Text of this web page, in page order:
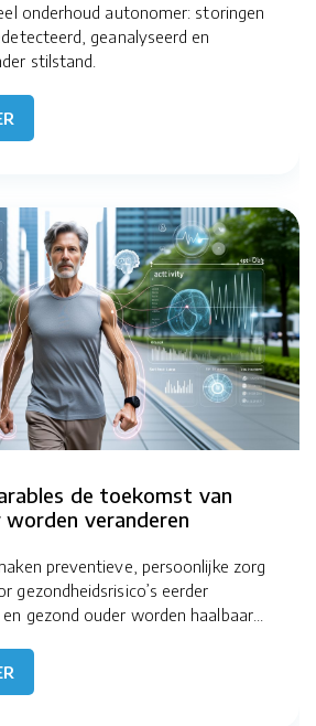
onderhoud autonomer: storingen
geanalyseerd en
stilstand.
de toekomst van
worden veranderen
preventieve, persoonlijke zorg
gezondheidsrisico’s eerder
gezond ouder worden haalbaar...